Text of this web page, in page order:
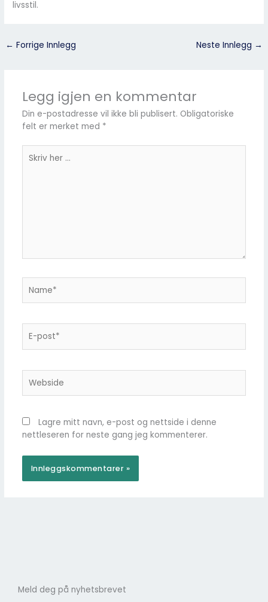
livsstil.
← Forrige Innlegg Neste Innlegg →
Legg igjen en kommentar
Din e-postadresse vil ikke bli publisert. Obligatoriske
felt er merket med *
her
post*
Lagre mitt navn, e-post og nettside i denne
nettleseren for neste gang jeg kommenterer.
Meld deg på nyhetsbrevet